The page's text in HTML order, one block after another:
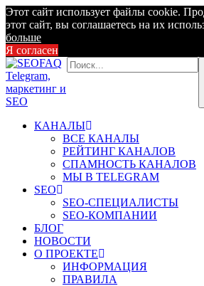
Этот сайт использует файлы cookie.
этот сайт, вы соглашаетесь на их
больше
Я согласен
КАНАЛЫ
ВСЕ КАНАЛЫ
РЕЙТИНГ КАНАЛОВ
СПАМНОСТЬ КАНАЛОВ
МЫ В TELEGRAM
SEO
SEO-СПЕЦИАЛИСТЫ
SEO-КОМПАНИИ
БЛОГ
НОВОСТИ
О ПРОЕКТЕ
ИНФОРМАЦИЯ
ПРАВИЛА